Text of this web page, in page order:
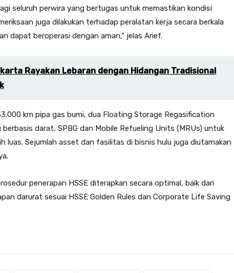
seluruh perwira yang bertugas untuk memastikan kondisi
juga dilakukan terhadap peralatan kerja secara berkala
dapat beroperasi dengan aman,” jelas Arief.
Rayakan Lebaran dengan Hidangan Tradisional
km pipa gas bumi, dua Floating Storage Regasification
darat, SPBG dan Mobile Refueling Units (MRUs) untuk
luas. Sejumlah asset dan fasilitas di bisnis hulu juga diutamakan
penerapan HSSE diterapkan secara optimal, baik dari
darurat sesuai HSSE Golden Rules dan Corporate Life Saving